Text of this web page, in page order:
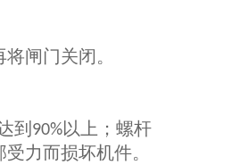
闸门关闭。
到 90%以上；螺杆
力而损坏机件。